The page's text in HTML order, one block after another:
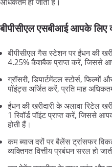
बीपीसीएल एसबीआई आपके लिए
बीपीसीएल गैस स्टेशन पर ईंधन की
4.25% कैशबैक प्राप्त करें, जिससे
ग्रॉसरी, डिपार्टमेंटल स्टोर्स, फिल्मों
पॉइंट्स अर्जित करें, प्रति माह
ईंधन की खरीदारी के अलावा रिटेल
1 रिवॉर्ड पॉइंट प्राप्त करें, जिससे
होती हैं।
कम ब्याज दरों पर बैलेंस ट्रांसफर
व्यक्तिगत वित्तीय प्रबंधन सरल हो